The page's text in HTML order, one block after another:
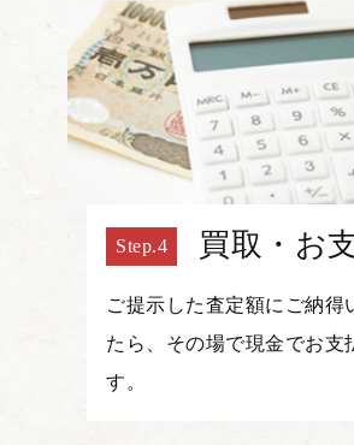
買取・お
ご提示した査定額にご納得
たら、その場で現金でお支
す。